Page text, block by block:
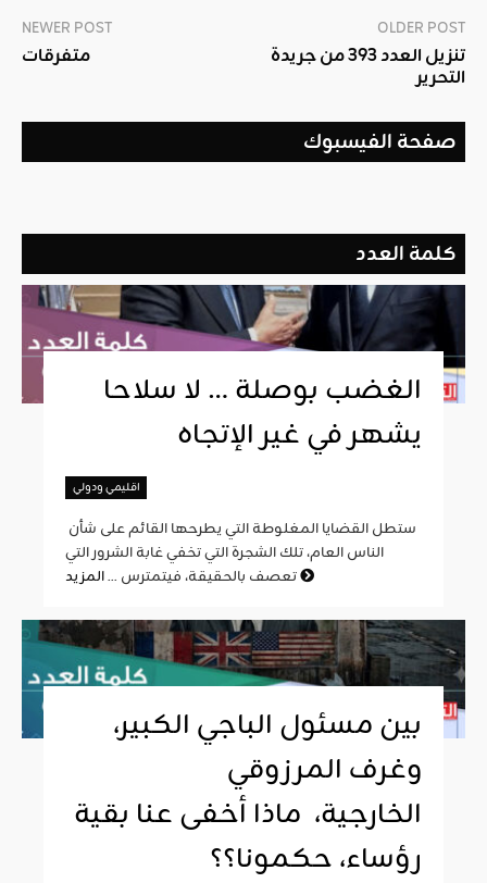
NEWER POST
متفرقات
OLDER POST
تنزيل العدد 393 من جريدة
التحرير
صفحة الفيسبوك
كلمة العدد
الغضب بوصلة … لا سلاحا
يشهر في غير الإتجاه
اقليمي ودولي
الناس العام، تلك الشجرة التي تخفي غابة الشرور التي
تعصف بالحقيقة، فيتمترس ...
بين مسئول الباجي الكبير،
وغرف المرزوقي
الخارجية، ماذا أخفى عنا بقية
رؤساء، حكمونا؟؟